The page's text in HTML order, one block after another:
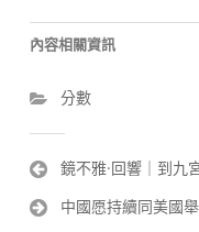
內容相關資訊
分數
文
章
導
鏡不雅·回響｜到九
中國愿持續同美國